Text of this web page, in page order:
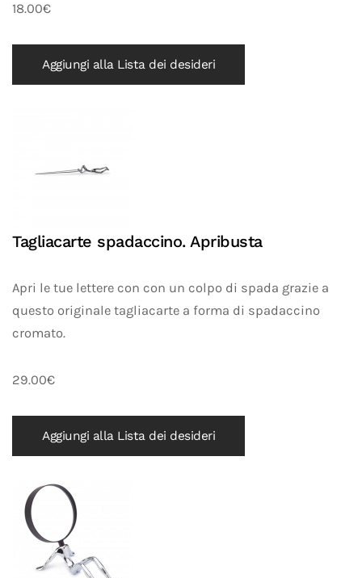
18.00€
Aggiungi alla Lista dei desideri
Tagliacarte spadaccino. Apribusta
Apri le tue lettere con con un colpo di spada grazie a
questo originale tagliacarte a forma di spadaccino
cromato.
29.00€
Aggiungi alla Lista dei desideri